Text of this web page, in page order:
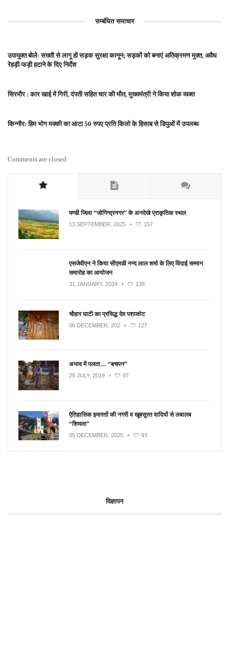
सम्बंधित समाचार
उपायुक्त बोले- सख्ती से लागू हों सड़क सुरक्षा कानून; सड़कों को बनाएं अतिक्रमण मुक्त, अवैध
रेहड़ी-फड़ी हटाने के दिए निर्देश
सिरमौर : कार खाई में गिरी, दंपती सहित चार की मौत, मुख्यमंत्री ने किया शोक व्यक्त
किन्नौर: हिम भोग मक्की का आटा 50 रुपए प्रति किलो के हिसाब से डिपुओं में उपलब्ध
Comments are closed
मण्डी जिला “जोगिन्द्रनगर” के अनदेखे प्राकृतिक स्थल
13 SEPTEMBER, 2025 • 157
एसजेवीएन ने किया सीएमडी नन्‍द लाल शर्मा के लिए विदाई सम्मान
समारोह का आयोजन
31 JANUARY, 2024 • 139
चौहार घाटी का प्रसिद्ध देव पशाकोट
06 DECEMBER, 202 • 127
अभाव में पलता… “बचपन”
25 JULY, 2019 • 97
ऐतिहासिक इमारतों की नगरी व खूबसूरत वादियों से लबालब
“शिमला”
05 DECEMBER, 2025 • 93
विज्ञापन